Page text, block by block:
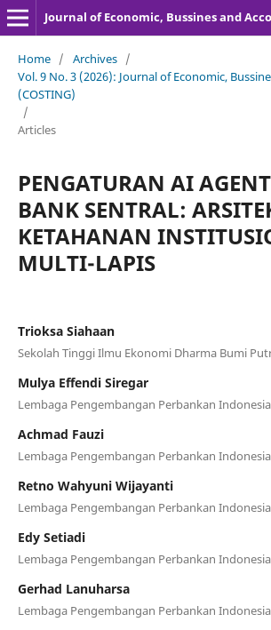
Journal of Economic, Bussines and
Home / Archives /
Vol. 9 No. 3 (2026): Journal of Economic,
(COSTING)
/
Articles
PENGATURAN AI
BANK SENTRAL:
KETAHANAN
MULTI-LAPIS
Trioksa Siahaan
Sekolah Tinggi Ilmu Ekonomi Dharma Bumi
Mulya Effendi Siregar
Lembaga Pengembangan Perbankan Indonesia
Achmad Fauzi
Lembaga Pengembangan Perbankan Indonesia
Retno Wahyuni Wijayanti
Lembaga Pengembangan Perbankan Indonesia
Edy Setiadi
Lembaga Pengembangan Perbankan Indonesia
Gerhad Lanuharsa
Lembaga Pengembangan Perbankan Indonesia